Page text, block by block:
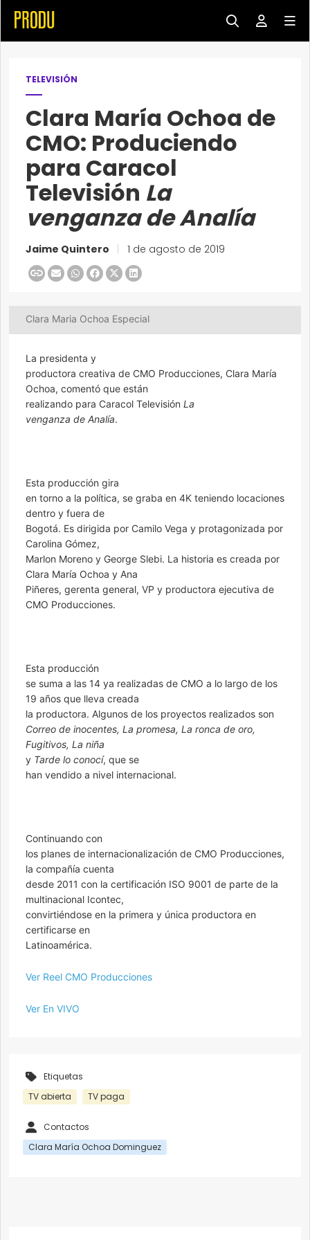
TELEVISIÓN
Clara María Ochoa de
CMO: Produciendo
para Caracol
Televisión La
venganza de Analía
Jaime Quintero 1 de agosto de 2019
Clara Maria Ochoa Especial
La presidenta y
productora creativa de CMO Producciones, Clara María
Ochoa, comentó que están
realizando para Caracol Televisión La
venganza de Analía.
Esta producción gira
en torno a la política, se graba en 4K teniendo locaciones
dentro y fuera de
Bogotá. Es dirigida por Camilo Vega y protagonizada por
Carolina Gómez,
Marlon Moreno y George Slebi. La historia es creada por
Clara María Ochoa y Ana
Piñeres, gerenta general, VP y productora ejecutiva de
CMO Producciones.
Esta producción
se suma a las 14 ya realizadas de CMO a lo largo de los
19 años que lleva creada
la productora. Algunos de los proyectos realizados son
Correo de inocentes, La promesa, La ronca de oro,
Fugitivos, La niña
y Tarde lo conocí, que se
han vendido a nivel internacional.
Continuando con
los planes de internacionalización de CMO Producciones,
la compañía cuenta
desde 2011 con la certificación ISO 9001 de parte de la
multinacional Icontec,
convirtiéndose en la primera y única productora en
certificarse en
Latinoamérica.
Ver Reel CMO Producciones
Ver En VIVO
Etiquetas
TV abierta
TV paga
Contactos
Clara María Ochoa Dominguez